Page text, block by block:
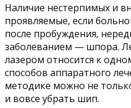
Наличие нестерпимых и
проявляемые, если
после пробуждения,
заболеванием — шпора.
лазером относится к
способов аппаратного
методике можно не
и вовсе убрать шип.